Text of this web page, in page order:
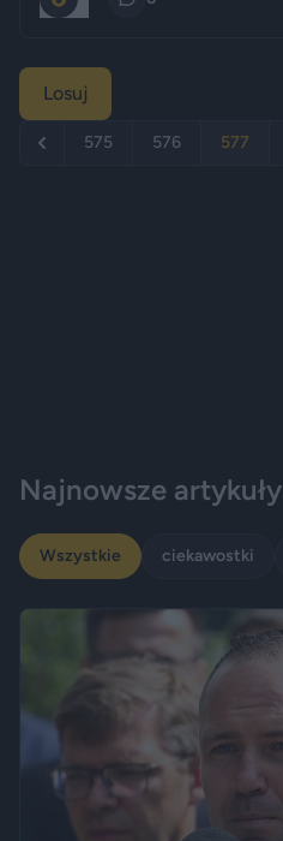
Losuj
575 576 577
Najnowsze artykuły
Wszystkie ciekawostki